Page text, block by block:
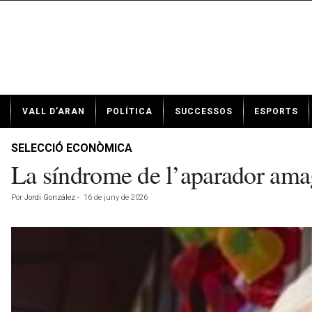
t
VALL D’ARAN POLÍTICA SUCCESSOS ESPORTS
SELECCIÓ ECONÒMICA
La síndrome de l’aparador
Por Jordi González - 16 de juny de 2026